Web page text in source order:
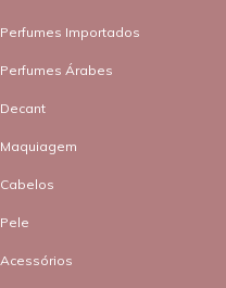
Perfumes Importados
Perfumes Árabes
Decant
Maquiagem
Cabelos
Pele
Acessórios